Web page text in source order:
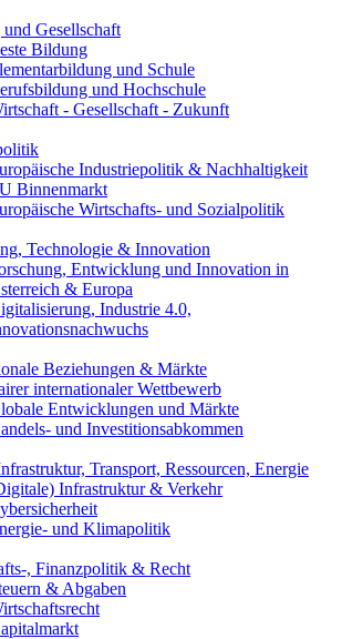
Gesellschaft
Bildung
und Schule
und Hochschule
- Gesellschaft - Zukunft
Industriepolitik & Nachhaltigkeit
Binnenmarkt
Wirtschafts- und Sozialpolitik
Technologie & Innovation
Entwicklung und Innovation in
& Europa
Industrie 4.0,
Beziehungen & Märkte
internationaler Wettbewerb
Entwicklungen und Märkte
und Investitionsabkommen
Transport, Ressourcen, Energie
Infrastruktur & Verkehr
und Klimapolitik
, Finanzpolitik & Recht
& Abgaben